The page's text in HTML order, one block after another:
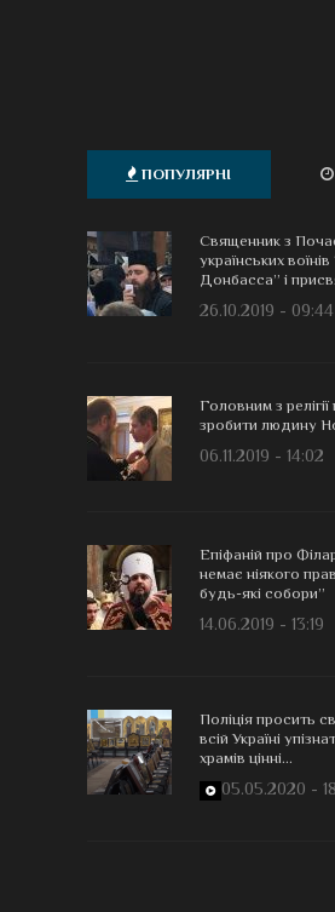
ПОПУЛЯРНІ
Священник з
українських
Донбасса” і
26.10.2019 - 09:44
Головним з релігії
зробити людину
06.11.2019 - 14:02
Епіфаній про
немає ніякого
будь-які собори”
14.06.2019 - 13:19
Поліція просить
всій Україні
храмів цінні...
05.05.2020 -